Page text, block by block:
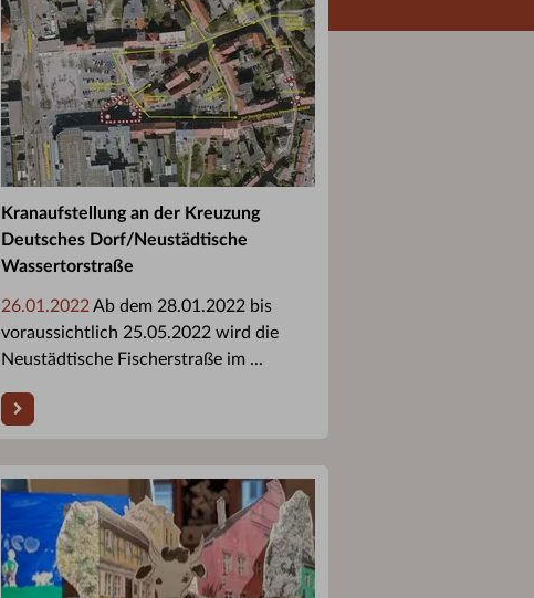
Kranaufstellung an der Kreuzung
Deutsches Dorf/Neustädtische
Wassertorstraße
26.01.2022Ab dem 28.01.2022 bis
voraussichtlich 25.05.2022 wird die
Neustädtische Fischerstraße im ...